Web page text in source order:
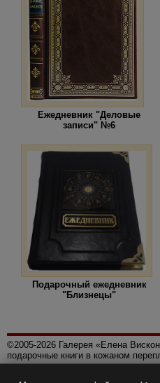
Ежедневник "Деловые
записи" №6
Подарочный ежедневник
"Близнецы"
©2005-2026 Галерея «Елена
подарочные книги в кожаном